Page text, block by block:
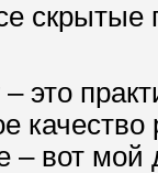
скрытые
это
– вот мой